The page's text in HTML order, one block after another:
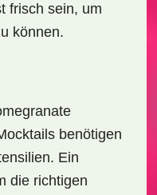
frisch sein, um
können.
benötigen
Ein
die richtigen